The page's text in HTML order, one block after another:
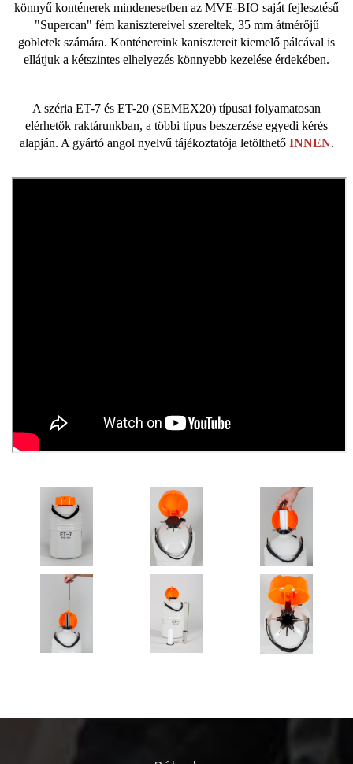
könnyű konténerek mindenesetben az MVE-BIO saját fejlesztésű
"Supercan" fém kanisztereivel szereltek, 35 mm átmérőjű
gobletek számára. Konténereink kanisztereit kiemelő pálcával is
ellátjuk a kétszintes elhelyezés könnyebb kezelése érdekében.
A széria ET-7 és ET-20 (SEMEX20) típusai folyamatosan
elérhetők raktárunkban, a többi típus beszerzése egyedi kérés
alapján. A gyártó angol nyelvű tájékoztatója letölthető INNEN.